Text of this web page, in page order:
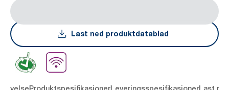
Last ned produktdatablad